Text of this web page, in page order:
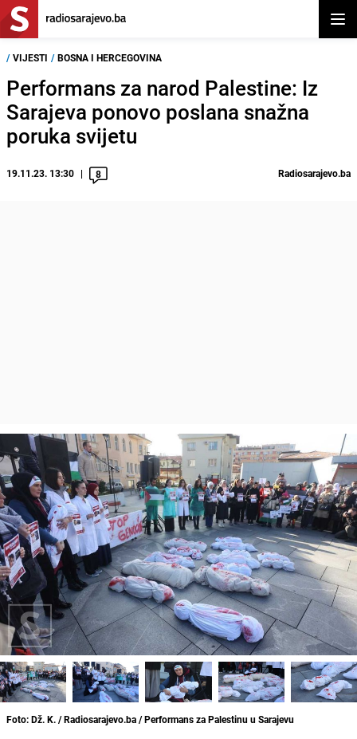
/ VIJESTI / BOSNA I HERCEGOVINA
Performans za narod Palestine: Iz
Sarajeva ponovo poslana snažna
poruka svijetu
19.11.23. 13:30 8 Radiosarajevo.ba
Foto: Dž. K. / Radiosarajevo.ba / Performans za Palestinu u Sarajevu